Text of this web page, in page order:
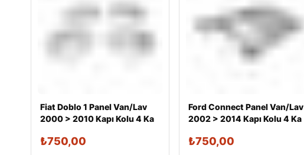
Fiat Doblo 1 Panel Van/Lav
2000 > 2010 Kapı Kolu 4 Ka
₺750,00
Ford Connect Panel Van/Lav
2002 > 2014 Kapı Kolu 4 Ka
₺750,00